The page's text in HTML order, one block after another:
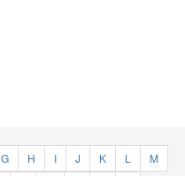
G H I J K L
M